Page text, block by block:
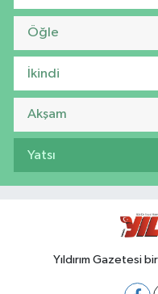
Öğle
İkindi
Akşam
Yatsı
Yıldırım Gazetesi